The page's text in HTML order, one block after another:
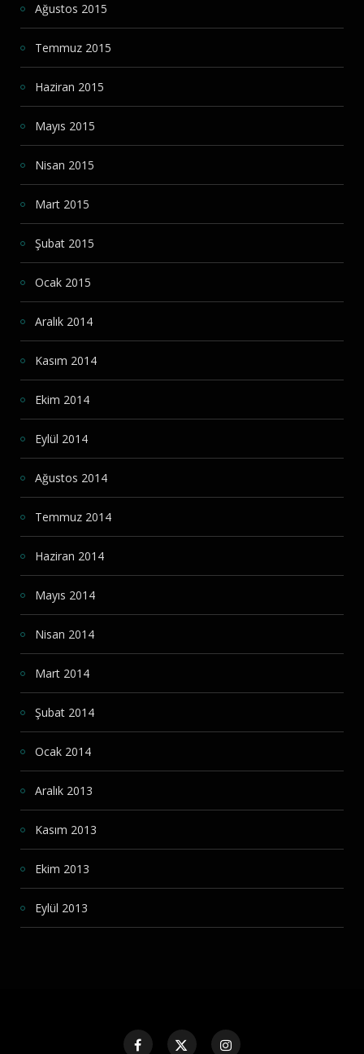
Ağustos 2015
Temmuz 2015
Haziran 2015
Mayıs 2015
Nisan 2015
Mart 2015
Şubat 2015
Ocak 2015
Aralık 2014
Kasım 2014
Ekim 2014
Eylül 2014
Ağustos 2014
Temmuz 2014
Haziran 2014
Mayıs 2014
Nisan 2014
Mart 2014
Şubat 2014
Ocak 2014
Aralık 2013
Kasım 2013
Ekim 2013
Eylül 2013